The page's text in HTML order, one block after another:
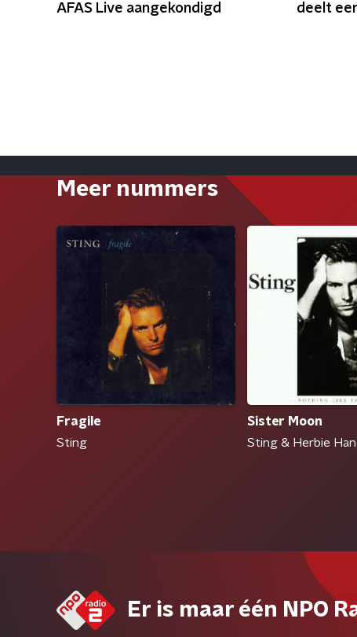
AFAS Live aangekondigd
deelt
Meer nummers
Fragile
Sting
Sister Moon
Sting & Herbie
Er is maar één NPO